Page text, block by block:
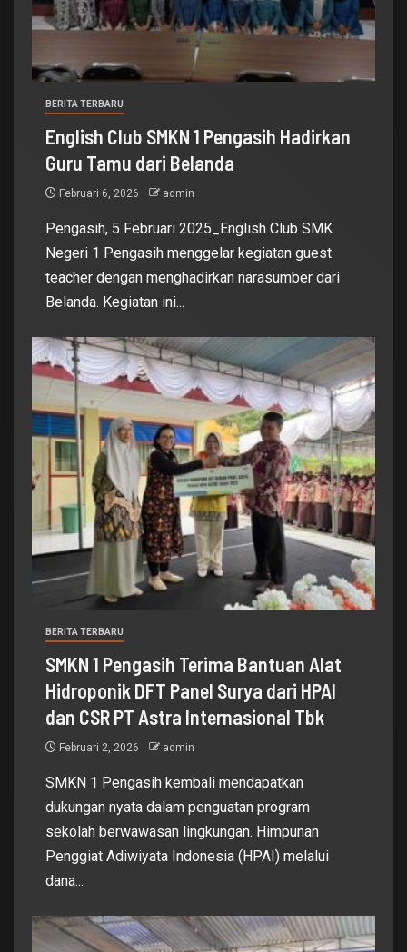
BERITA TERBARU
English Club SMKN 1 Pengasih Hadirkan
Guru Tamu dari Belanda
Februari 6, 2026 admin
Pengasih, 5 Februari 2025_English Club SMK
Negeri 1 Pengasih menggelar kegiatan guest
teacher dengan menghadirkan narasumber dari
Belanda. Kegiatan ini...
BERITA TERBARU
SMKN 1 Pengasih Terima Bantuan Alat
Hidroponik DFT Panel Surya dari HPAI
dan CSR PT Astra Internasional Tbk
Februari 2, 2026 admin
SMKN 1 Pengasih kembali mendapatkan
dukungan nyata dalam penguatan program
sekolah berwawasan lingkungan. Himpunan
Penggiat Adiwiyata Indonesia (HPAI) melalui
dana...